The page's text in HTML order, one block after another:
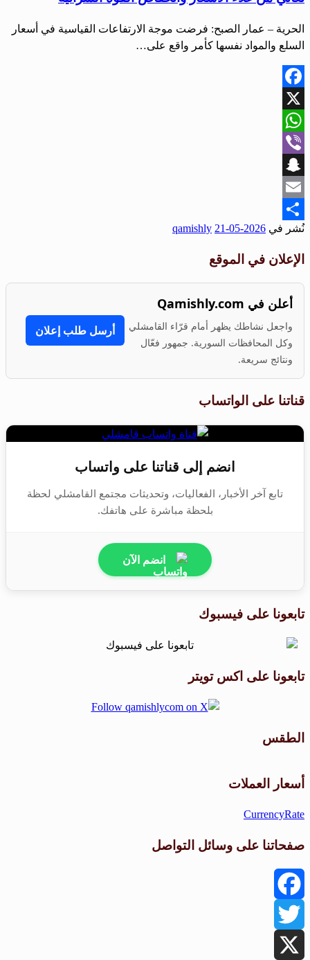
الحرية – عمار الصبح: فرضت موجة الارتفاعات القياسية في أسعار
السلع والمواد نفسها كأمر واقع على…
Facebook
X
WhatsApp
Viber
Snapchat
Email
Share
نُشر في 2026-05-21
qamishly
الإعلان في الموقع
أعلن في Qamishly.com
واجعل نشاطك يظهر أمام قرّاء القامشلي
وكل المحافظات السورية. جمهور فعّال
ونتائج سريعة.
أرسل طلب إعلان
قناتنا على الواتساب
انضم إلى قناتنا على واتساب
تابع آخر الأخبار، الفعاليات، وتحديثات مجتمع القامشلي لحظة
بلحظة مباشرة على هاتفك.
انضم الآن
تابعونا على فيسبوك
تابعونا على اكس تويتر
الطقس
أسعار العملات
CurrencyRate
صفحاتنا على وسائل التواصل
Facebook
Twitter